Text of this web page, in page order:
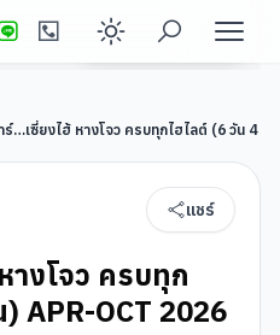
Enable dark
ดูรายละเอียดทัวร์
ร์…เซี่ยงไฮ้ หางโจว ครบทุกไฮไลต์ (6 วัน 4 คื
แชร์
างโจว ครบทุก
APR-OCT 2026